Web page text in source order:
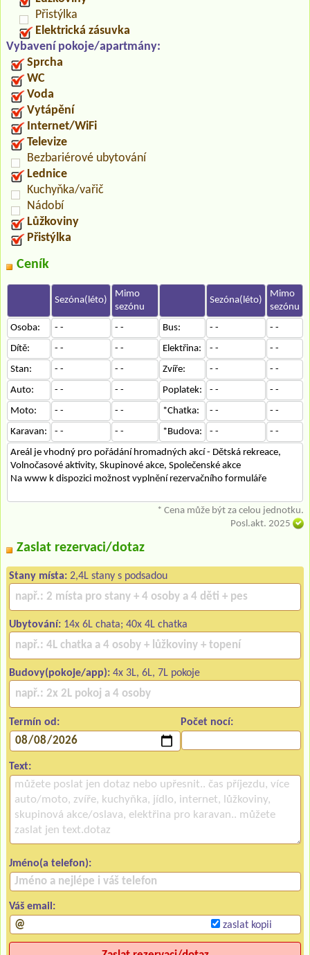
Přistýlka
Elektrická zásuvka
Vybavení pokoje/apartmány:
Sprcha
WC
Voda
Vytápění
Internet/WiFi
Televize
Bezbariérové ubytování
Lednice
Kuchyňka/vařič
Nádobí
Lůžkoviny
Přistýlka
Ceník
Sezóna(léto)
Mimo
sezónu
Sezóna(léto)
Mimo
sezónu
Osoba:
- - - - Bus: - -
- -
Dítě:
- - - - Elektřina: - -
- -
Stan:
- - - - Zvíře: - -
- -
Auto:
- - - - Poplatek: - -
- -
Moto:
- - - - *Chatka: - -
- -
Karavan:
- - - - *Budova: - -
- -
Areál je vhodný pro pořádání hromadných akcí - Dětská rekreace,
Volnočasové aktivity, Skupinové akce, Společenské akce
Na www k dispozici možnost vyplnění rezervačního formuláře
* Cena může být za celou jednotku.
Posl.akt. 2025
Zaslat rezervaci/dotaz
Stany místa: 2,4L stany s podsadou
Ubytování: 14x 6L chata; 40x 4L chatka
Budovy(pokoje/app): 4x 3L, 6L, 7L pokoje
Termín od: Počet nocí:
Text:
Jméno(a telefon):
Váš email:
zaslat kopii